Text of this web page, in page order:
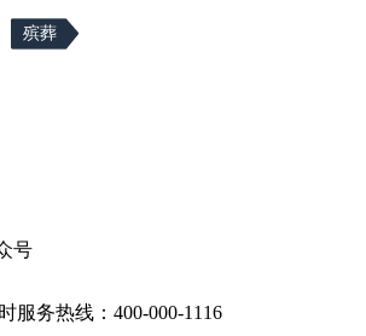
殡葬
号
服务热线：400-000-1116